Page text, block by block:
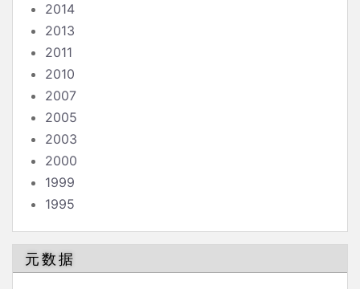
2014
2013
2011
2010
2007
2005
2003
2000
1999
1995
元数据